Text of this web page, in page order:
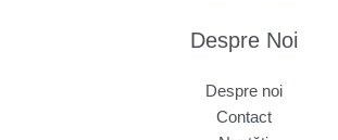
Despre Noi
Despre noi
Contact